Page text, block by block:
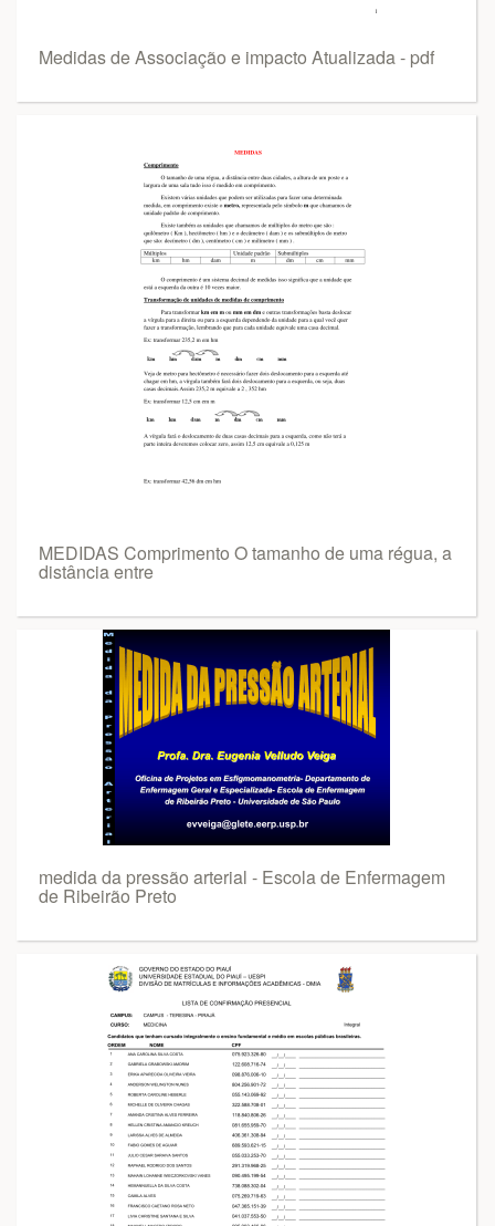
Medidas de Associação e impacto Atualizada - pdf
MEDIDAS Comprimento O tamanho de uma régua, a
distância entre
medida da pressão arterial - Escola de Enfermagem
de Ribeirão Preto